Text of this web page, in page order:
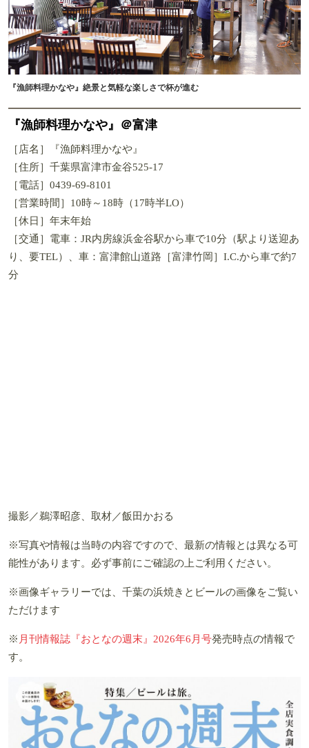
『漁師料理かなや』絶景と気軽な楽しさで杯が進む
『漁師料理かなや』＠富津
［店名］『漁師料理かなや』
［住所］千葉県富津市金谷525-17
［電話］0439-69-8101
［営業時間］10時～18時（17時半LO）
［休日］年末年始
［交通］電車：JR内房線浜金谷駅から車で10分（駅より送迎あ
り、要TEL）、車：富津館山道路［富津竹岡］I.C.から車で約7
分
撮影／鵜澤昭彦、取材／飯田かおる
※写真や情報は当時の内容ですので、最新の情報とは異なる可
能性があります。必ず事前にご確認の上ご利用ください。
※画像ギャラリーでは、千葉の浜焼きとビールの画像をご覧い
ただけます
※ 月刊情報誌『おとなの週末』2026年6月号発売時点の情報で
す。